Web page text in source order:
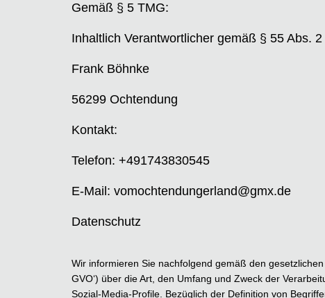
Gemäß § 5 TMG:
Inhaltlich Verantwortlicher gemäß § 55 Abs. 2
Frank Böhnke
56299 Ochtendung
Kontakt:
Telefon: +491743830545
E-Mail: vomochtendungerland@gmx.de
Datenschutz
Wir informieren Sie nachfolgend gemäß den
GVO‘) über die Art, den Umfang und Zweck der
Sozial-Media-Profile. Bezüglich der Definition von